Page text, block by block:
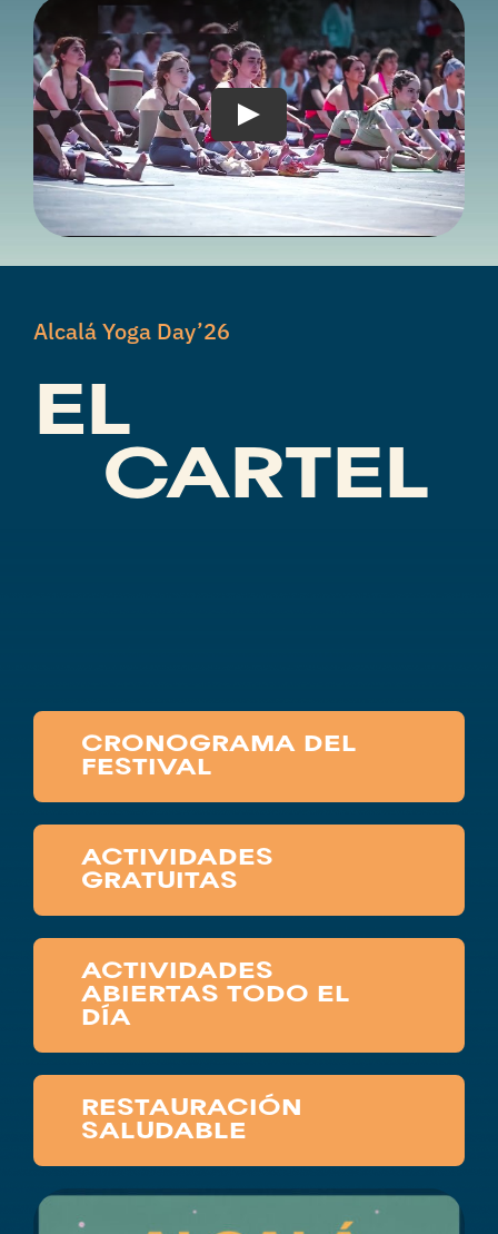
Alcalá Yoga Day’26
EL
CARTEL
CRONOGRAMA DEL
FESTIVAL
ACTIVIDADES
GRATUITAS
ACTIVIDADES
ABIERTAS TODO EL
DÍA
RESTAURACIÓN
SALUDABLE